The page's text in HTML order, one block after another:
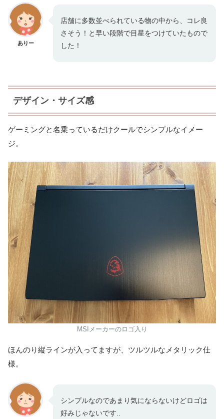
ありー
店舗に多数並べられている物の中から、コレ良
さそう！と早い段階で目星をつけていたもので
した！
デザイン・サイズ感
ゲーミングと名乗っているだけクールでシンプルなイメー
ジ。
MSIメーカーのロゴ入り
ほんのり縦ラインが入ってますが、ツルツルなメタリック仕
様。
シンプルなのであまり気にならないけどロゴは
好みじゃないです..